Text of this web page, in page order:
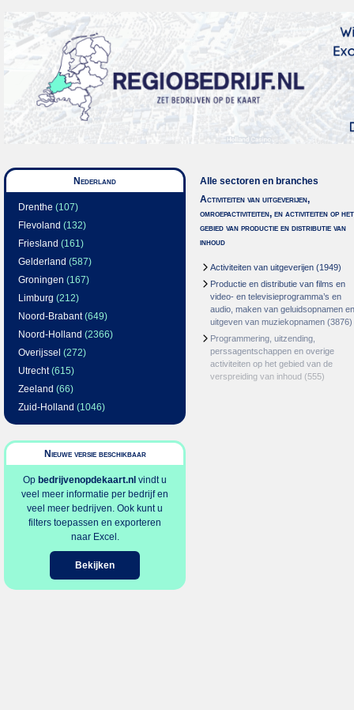
Nederland
Drenthe (107)
Flevoland (132)
Friesland (161)
Gelderland (587)
Groningen (167)
Limburg (212)
Noord-Brabant(649)
Noord-Holland (2366)
Overijssel (272)
Utrecht(615)
Zeeland (66)
Zuid-Holland (1046)
Nieuwe versie beschikbaar
Op bedrijvenopdekaart.nl vindt u
veel meer informatie per bedrijf en
veel meer bedrijven. Ook kunt u
filters toepassen en exporteren
naar Excel.
Bekijken
Alle sectoren en branches
Activiteiten van uitgeverijen,
omroepactiviteiten, en activiteiten op het
gebied van productie en distributie van
inhoud
Activiteiten van uitgeverijen (1949)
Productie en distributie van films en
video- en televisieprogramma’s en
audio, maken van geluidsopnamen en
uitgeven van muziekopnamen (3876)
Programmering, uitzending,
perssagentschappen en overige
activiteiten op het gebied van de
verspreiding van inhoud (555)